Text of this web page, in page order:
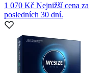
1 070 Kč Nejnižší cena za
posledních 30 dní.